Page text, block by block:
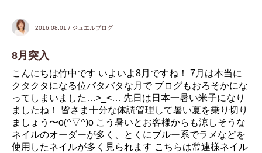
2016.08.01 / ジュエルブログ
8月突入
こんにちは竹中です いよいよ8月ですね！ 7月は本当に
クタクタになる位バタバタな月で ブログもおろそかにな
ってしまいました…>_<… 先日は日本一暑い米子になり
ましたね！ 皆さま十分な体調管理して暑い夏を乗り切り
ましょう〜o(^▽^)o こう暑いとお客様からも涼しそうな
ネイルのオーダーが多く、とくにブルー系でラメなどを
使用したネイルが多く見られます こちらは常連様ネイル